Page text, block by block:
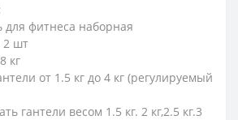
для фитнеса наборная
2 шт
кг
от 1.5 кг до 4 кг (регулируемый
гантели весом 1.5 кг. 2 кг,2.5 кг.3